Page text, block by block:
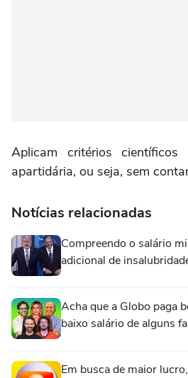
Aplicam critérios
apartidária, ou seja, sem
Notícias relacionadas
Compreendo o salário
adicional de
Acha que a Globo paga
baixo salário de alguns
Em busca de maior